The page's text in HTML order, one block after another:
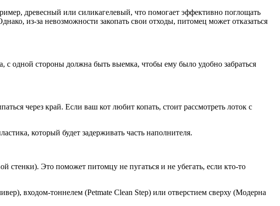
древесный или силикагелевый, что помогает эффективно поглощать
из-за невозможности закопать свои отходы, питомец может отказаться
с одной стороны должна быть выемка, чтобы ему было удобно забраться
через край. Если ваш кот любит копать, стоит рассмотреть лоток с
который будет задерживать часть наполнителя.
стенки). Это поможет питомцу не пугаться и не убегать, если кто-то
входом-тоннелем (Petmate Clean Step) или отверстием сверху (Модерна